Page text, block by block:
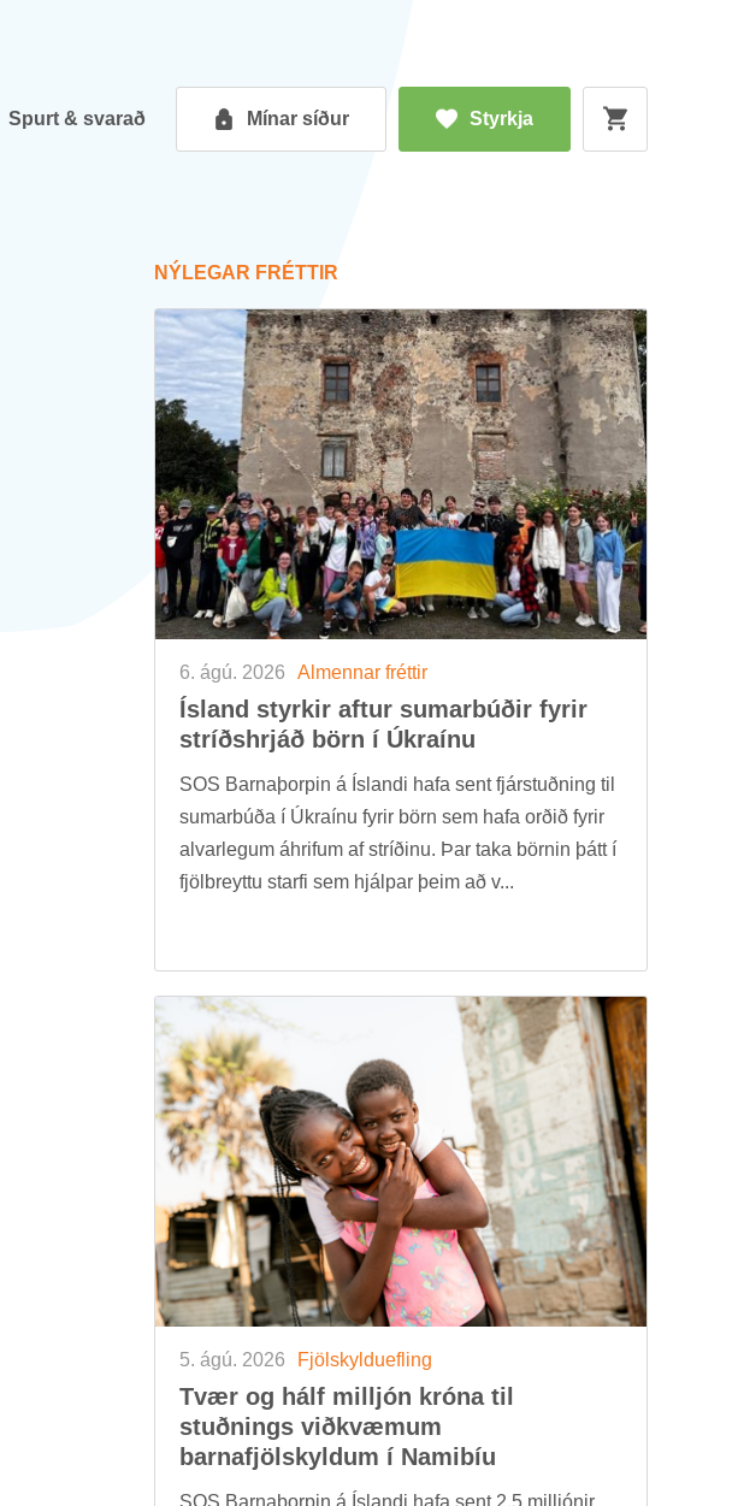
Spurt & svar­að Mín­ar síð­ur Styrkja
NÝ­LEG­AR FRÉTT­IR
6. ágú. 2026 Al­menn­ar frétt­ir
Ís­land styrk­ir aft­ur sum­ar­búð­ir fyr­ir
stríðs­hrjáð börn í Úkraínu
SOS Barna­þorp­in á Ís­landi hafa sent fjár­stuðn­ing til
sum­ar­búða í Úkraínu fyr­ir börn sem hafa orð­ið fyr­ir
al­var­leg­um áhrif­um af stríð­inu. Þar taka börn­in þátt í
fjöl­breyttu starfi sem hjálp­ar þeim að v...
5. ágú. 2026 Fjöl­skyldu­efl­ing
Tvær og hálf millj­ón króna til
stuðn­ings við­kvæm­um
barna­fjöl­skyld­um í Namib­íu
SOS Barna­þorp­in á Ís­landi hafa sent 2,5 millj­ón­ir